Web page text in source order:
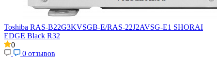
Toshiba RAS-B22G3KVSGB-E/RAS-22J2AVSG-E1 SHORAI
EDGE Black R32
0
0 отзывов